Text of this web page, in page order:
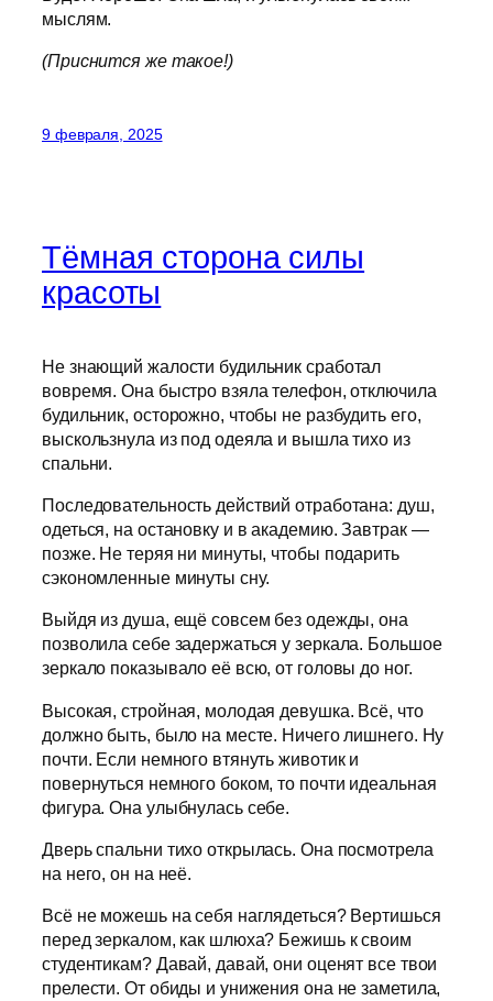
мыслям.
(Приснится же такое!)
9 февраля, 2025
Тёмная сторона силы
красоты
Не знающий жалости будильник сработал
вовремя. Она быстро взяла телефон, отключила
будильник, осторожно, чтобы не разбудить его,
выскользнула из под одеяла и вышла тихо из
спальни.
Последовательность действий отработана: душ,
одеться, на остановку и в академию. Завтрак —
позже. Не теряя ни минуты, чтобы подарить
сэкономленные минуты сну.
Выйдя из душа, ещё совсем без одежды, она
позволила себе задержаться у зеркала. Большое
зеркало показывало её всю, от головы до ног.
Высокая, стройная, молодая девушка. Всё, что
должно быть, было на месте. Ничего лишнего. Ну
почти. Если немного втянуть животик и
повернуться немного боком, то почти идеальная
фигура. Она улыбнулась себе.
Дверь спальни тихо открылась. Она посмотрела
на него, он на неё.
Всё не можешь на себя наглядеться? Вертишься
перед зеркалом, как шлюха? Бежишь к своим
студентикам? Давай, давай, они оценят все твои
прелести. От обиды и унижения она не заметила,